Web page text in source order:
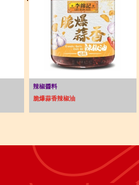
辣椒醬料
脆爆蒜香辣椒油